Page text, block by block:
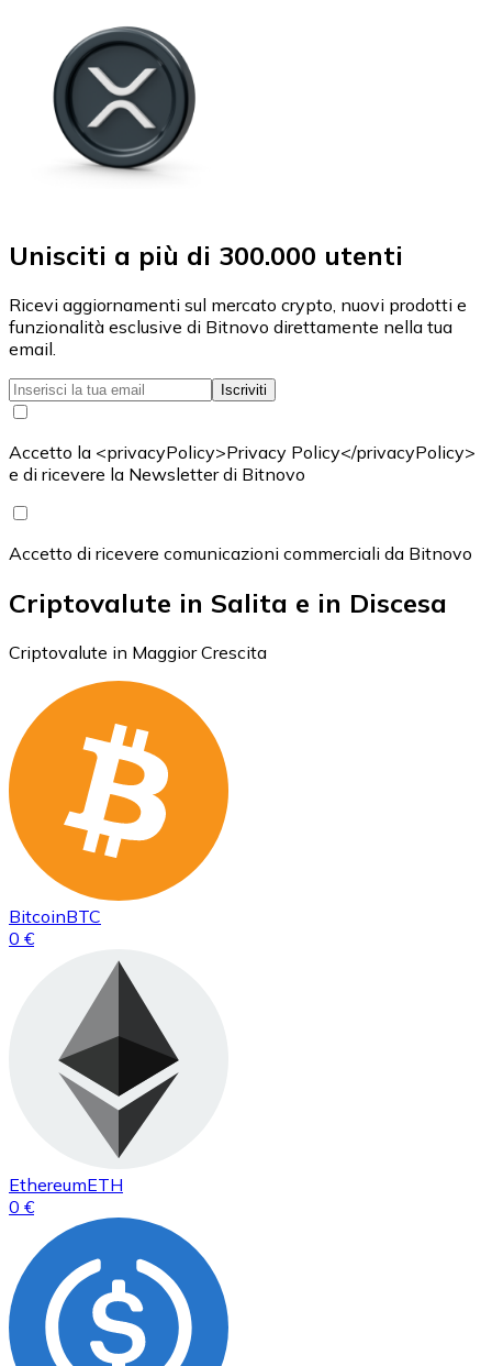
Unisciti a più di 300.000 utenti
Ricevi aggiornamenti sul mercato crypto, nuovi prodotti e
funzionalità esclusive di Bitnovo direttamente nella tua
email.
Iscriviti
Accetto la <privacyPolicy>Privacy Policy</privacyPolicy>
e di ricevere la Newsletter di Bitnovo
Accetto di ricevere comunicazioni commerciali da Bitnovo
Criptovalute in Salita e in Discesa
Criptovalute in Maggior Crescita
BitcoinBTC
0 €
EthereumETH
0 €